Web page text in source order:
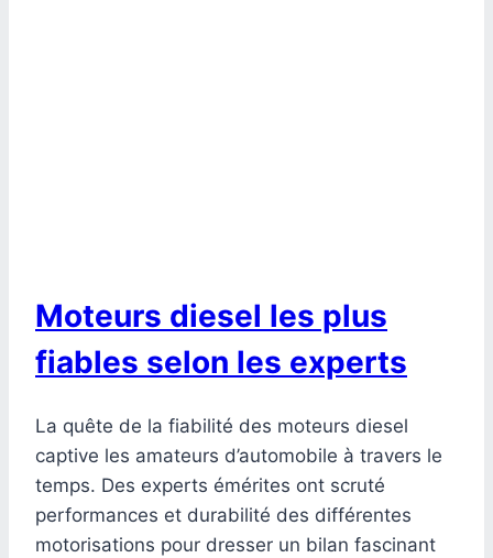
Moteurs diesel les plus
fiables selon les experts
La quête de la fiabilité des moteurs diesel
captive les amateurs d’automobile à travers le
temps. Des experts émérites ont scruté
performances et durabilité des différentes
motorisations pour dresser un bilan fascinant